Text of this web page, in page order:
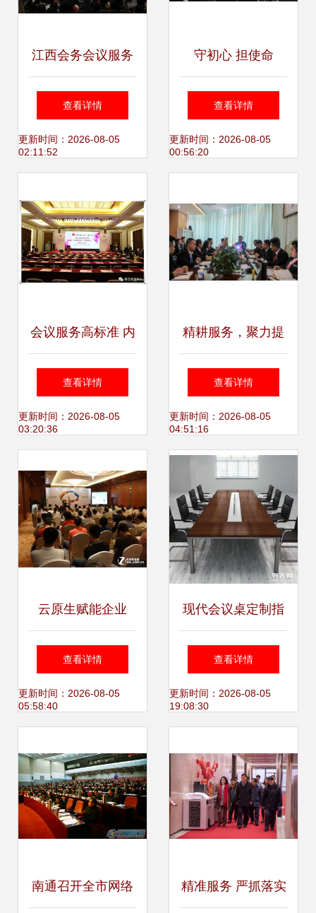
江西会务会议服务
公司 专注南昌会议
服务全流程环节
查看详情
更新时间：2026-08-05
02:11:52
守初心 担使命
以“两学一做”筑牢
电网安全与优质服
电网公司召开专题
电视电话会议纪实
查看详情
更新时间：2026-08-05
00:56:20
会议服务高标准 内
外保障齐上阵
查看详情
更新时间：2026-08-05
03:20:36
精耕服务，聚力提
升——华畅靓K都
匀片区中层管理人
员营运会议顺利召
开
查看详情
更新时间：2026-08-05
04:51:16
云原生赋能企业
——超云塑造2025
新服务生态蓝图
查看详情
更新时间：2026-08-05
05:58:40
现代会议桌定制指
南 环保材质加急生
产，为北京企业打
查看详情
更新时间：2026-08-05
19:08:30
南通召开全市网络 精准服务 严抓落实